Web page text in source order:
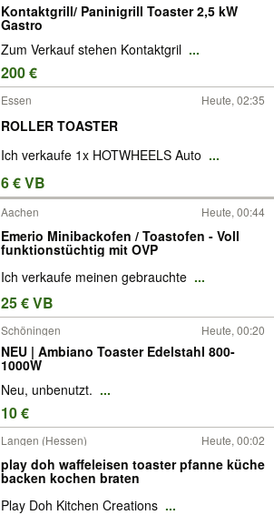
Kontaktgrill/ Paninigrill Toaster 2,5 kW
Gastro
Zum Verkauf stehen Kontaktgril ...
200 €
Essen Heute, 02:35
ROLLER TOASTER
Ich verkaufe 1x HOTWHEELS Auto ...
6 € VB
Aachen Heute, 00:44
Emerio Minibackofen / Toastofen - Voll
funktionstüchtig mit OVP
Ich verkaufe meinen gebrauchte ...
25 € VB
Schöningen Heute, 00:20
NEU | Ambiano Toaster Edelstahl 800-
1000W
Neu, unbenutzt. ...
10 €
Langen (Hessen) Heute, 00:02
play doh waffeleisen toaster pfanne küche
backen kochen braten
Play Doh Kitchen Creations ...